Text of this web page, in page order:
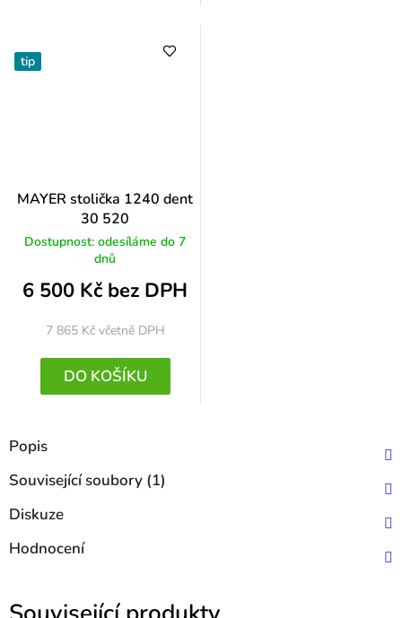
tip
MAYER stolička 1240 dent
30 520
Dostupnost: odesíláme do 7
dnů
6 500 Kč bez DPH
7 865 Kč včetně DPH
DO KOŠÍKU
Popis
Související soubory (1)
Diskuze
Hodnocení